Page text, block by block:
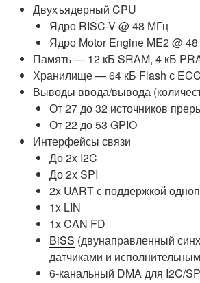
Двухъядерный CPU
Ядро RISC-V @ 48 МГц
Ядро Motor Engine ME2 @
Память — 12 кБ SRAM, 4 кБ
Хранилище — 64 кБ Flash с
Выводы ввода/вывода
От 27 до 32 источников
От 22 до 53 GPIO
Интерфейсы связи
До 2x I2C
До 2x SPI
2x UART с поддержкой
1x LIN
1x CAN FD
BiSS (двунаправленный
датчиками и
6-канальный DMA для I2C/